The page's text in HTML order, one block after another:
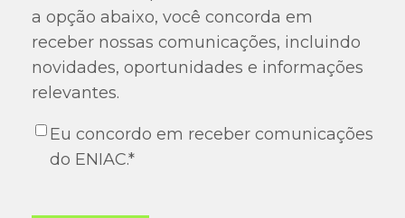
a opção abaixo, você concorda em
receber nossas comunicações, incluindo
novidades, oportunidades e informações
relevantes.
Eu concordo em receber comunicações
do ENIAC.*